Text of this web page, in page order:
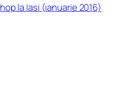
la Iasi (ianuarie 2016)